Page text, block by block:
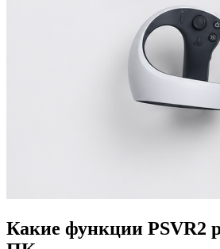
Какие функции PSVR2